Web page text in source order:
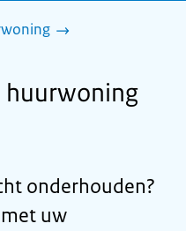
huurwoning
onderhouden?
uw